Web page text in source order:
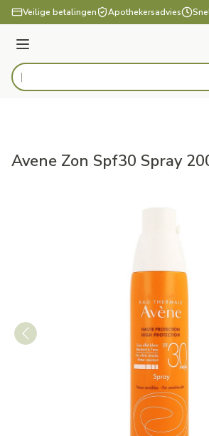
Ga naar de inhoud
Veilige betalingen Apothekersadvies
Menu
Product, merk, categorie...
Avene Zon Spf30 Spray